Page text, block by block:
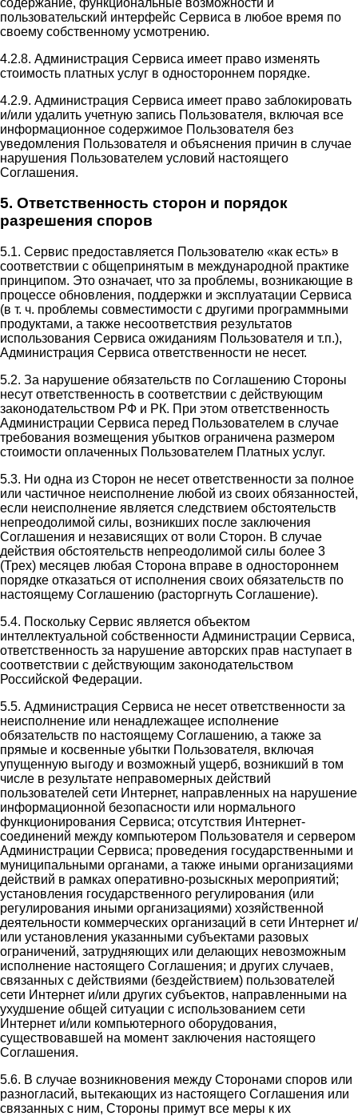
пользовательский интерфейс Сервиса в любое время по
своему собственному усмотрению.
4.2.8. Администрация Сервиса имеет право изменять
стоимость платных услуг в одностороннем порядке.
4.2.9. Администрация Сервиса имеет право заблокировать
и/или удалить учетную запись Пользователя, включая все
информационное содержимое Пользователя без
уведомления Пользователя и объяснения причин в случае
нарушения Пользователем условий настоящего
Соглашения.
5. Ответственность сторон и порядок
разрешения споров
5.1. Сервис предоставляется Пользователю «как есть» в
соответствии с общепринятым в международной практике
принципом. Это означает, что за проблемы, возникающие в
процессе обновления, поддержки и эксплуатации Сервиса
(в т. ч. проблемы совместимости с другими программными
продуктами, а также несоответствия результатов
использования Сервиса ожиданиям Пользователя и т.п.),
Администрация Сервиса ответственности не несет.
5.2. За нарушение обязательств по Соглашению Стороны
несут ответственность в соответствии с действующим
законодательством РФ и РК. При этом ответственность
Администрации Сервиса перед Пользователем в случае
требования возмещения убытков ограничена размером
стоимости оплаченных Пользователем Платных услуг.
5.3. Ни одна из Сторон не несет ответственности за полное
или частичное неисполнение любой из своих обязанностей,
если неисполнение является следствием обстоятельств
непреодолимой силы, возникших после заключения
Соглашения и независящих от воли Сторон. В случае
действия обстоятельств непреодолимой силы более 3
(Трех) месяцев любая Сторона вправе в одностороннем
порядке отказаться от исполнения своих обязательств по
настоящему Соглашению (расторгнуть Соглашение).
5.4. Поскольку Сервис является объектом
интеллектуальной собственности Администрации Сервиса,
ответственность за нарушение авторских прав наступает в
соответствии с действующим законодательством
Российской Федерации.
5.5. Администрация Сервиса не несет ответственности за
неисполнение или ненадлежащее исполнение
обязательств по настоящему Соглашению, а также за
прямые и косвенные убытки Пользователя, включая
упущенную выгоду и возможный ущерб, возникший в том
числе в результате неправомерных действий
пользователей сети Интернет, направленных на нарушение
информационной безопасности или нормального
функционирования Сервиса; отсутствия Интернет-
соединений между компьютером Пользователя и сервером
Администрации Сервиса; проведения государственными и
муниципальными органами, а также иными организациями
действий в рамках оперативно-розыскных мероприятий;
установления государственного регулирования (или
регулирования иными организациями) хозяйственной
деятельности коммерческих организаций в сети Интернет и/
или установления указанными субъектами разовых
ограничений, затрудняющих или делающих невозможным
исполнение настоящего Соглашения; и других случаев,
связанных с действиями (бездействием) пользователей
сети Интернет и/или других субъектов, направленными на
ухудшение общей ситуации с использованием сети
Интернет и/или компьютерного оборудования,
существовавшей на момент заключения настоящего
Соглашения.
5.6. В случае возникновения между Сторонами споров или
разногласий, вытекающих из настоящего Соглашения или
связанных с ним, Стороны примут все меры к их